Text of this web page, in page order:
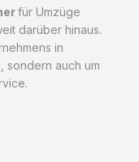
für Umzüge
darüber hinaus.
in
sondern auch um